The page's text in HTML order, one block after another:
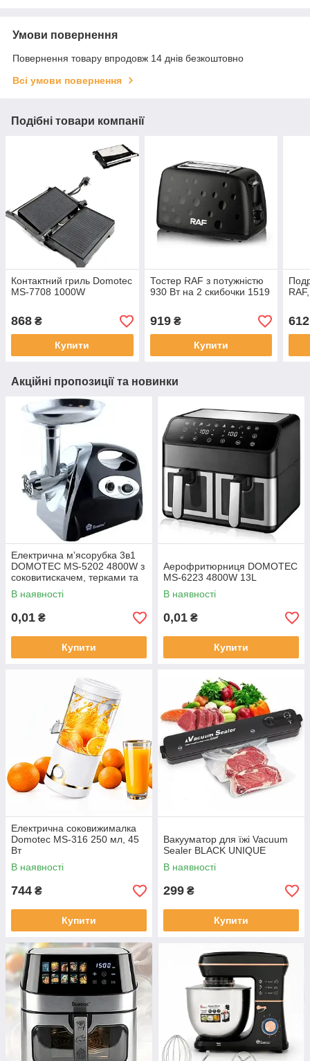
Умови повернення
Повернення товару впродовж 14 днів безкоштовно
Всі умови повернення
Подібні товари компанії
Контактний гриль Domotec
MS-7708 1000W
868 ₴
Купити
Тостер RAF з потужністю
930 Вт на 2 скибочки 1519
919₴
Купити
612
Акційні пропозиції та новинки
Електрична м’ясорубка 3в1
DOMOTEC MS-5202 4800W з
соковитискачем, терками та
шатківницями
В наявності
0,01 ₴
Купити
Аерофритюрниця DOMOTEC
MS-6223 4800W 13L
В наявності
0,01 ₴
Купити
Електрична соковижималка
Domotec MS-316 250 мл, 45
Вт
В наявності
744 ₴
Купити
Вакууматор для їжі Vacuum
Sealer BLACK UNIQUE
В наявності
299 ₴
Купити